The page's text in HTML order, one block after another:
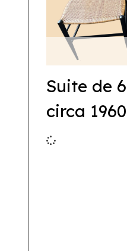
Suite de
circa 1960